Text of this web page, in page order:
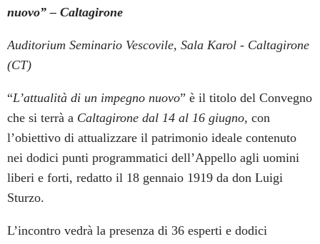
nuovo” – Caltagirone
Auditorium Seminario Vescovile, Sala Karol - Caltagirone
(CT)
“L’attualità di un impegno nuovo” è il titolo del Convegno
che si terrà a Caltagirone dal 14 al 16 giugno, con
l’obiettivo di attualizzare il patrimonio ideale contenuto
nei dodici punti programmatici dell’Appello agli uomini
liberi e forti, redatto il 18 gennaio 1919 da don Luigi
Sturzo.
L’incontro vedrà la presenza di 36 esperti e dodici